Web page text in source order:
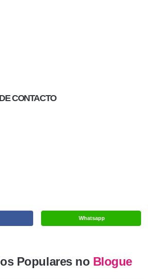
CONTACTO
Whatsapp
Populares no Blogue